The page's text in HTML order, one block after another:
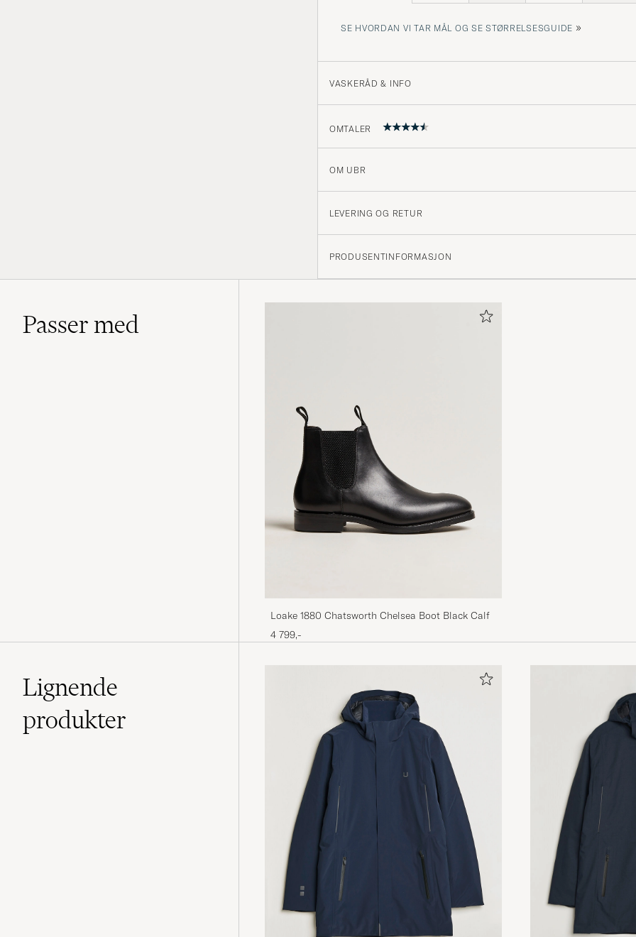
SE HVORDAN VI TAR MÅL OG SE STØRRELSESGUIDE »
VASKERÅD & INFO
OMTALER
hjälper inte när den inte har passformen.
MAGNUS B KJØPTE PÅ CAREOFCARL.SE
KJØPTE PÅ CAREOFCARL.NO
ANONYMOUS
OM UBR
LEVERING OG RETUR
PRODUSENTINFORMASJON
Passer med
Loake 1880 Chatsworth Chelsea Boot Black Calf
4 799,-
Lignende
produkter